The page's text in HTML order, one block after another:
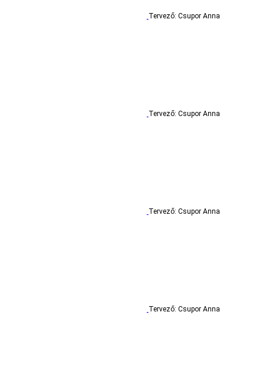
Tervező: Csupor Anna
Tervező: Csupor Anna
Tervező: Csupor Anna
Tervező: Csupor Anna